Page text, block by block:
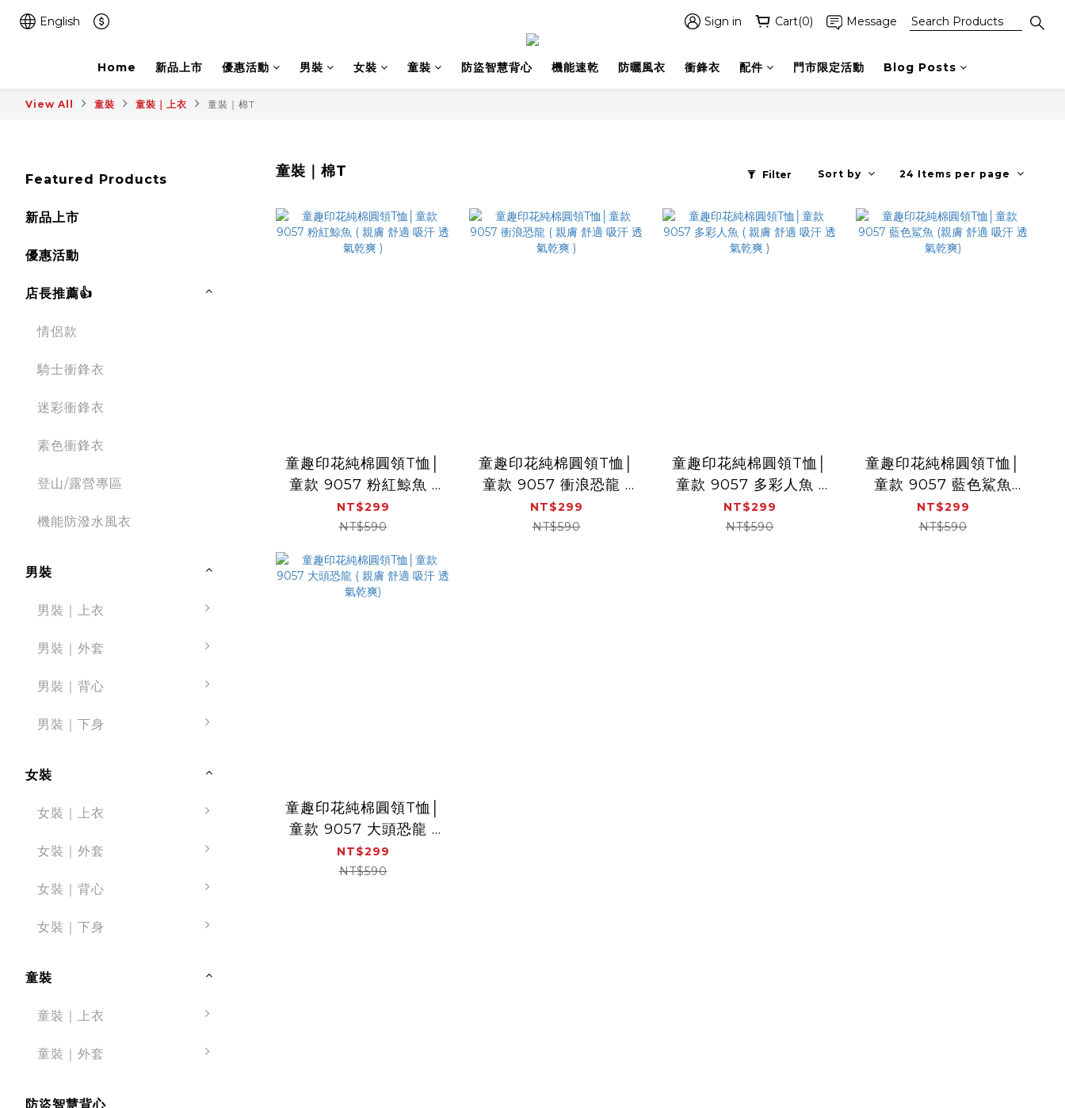
English Sign in Cart(0) Message
Home 新品上市 優惠活動 男裝 女裝 童裝 防盜智慧背心 機能速乾 防曬風衣 衝鋒衣 配件 門市限定活動 Blog Posts
View All 童裝 童裝｜上衣 童裝｜棉T
Featured Products
新品上市
優惠活動
店長推薦👍
情侶款
騎士衝鋒衣
迷彩衝鋒衣
素色衝鋒衣
登山/露營專區
機能防潑水風衣
男裝
男裝｜上衣
男裝｜外套
男裝｜背心
男裝｜下身
女裝
女裝｜上衣
女裝｜外套
女裝｜背心
女裝｜下身
童裝
童裝｜上衣
童裝｜外套
防盜智慧背心
童裝｜棉T Filter Sort by 24 Items per page
童趣印花純棉圓領T恤│
童款 9057 粉紅鯨魚 (
親膚 舒適 吸汗 透氣乾
爽 )
NT$299
NT$590
童趣印花純棉圓領T恤│
童款 9057 衝浪恐龍 (
親膚 舒適 吸汗 透氣乾
爽 )
NT$299
NT$590
童趣印花純棉圓領T恤│
童款 9057 多彩人魚 (
親膚 舒適 吸汗 透氣乾
爽 )
NT$299
NT$590
童趣印花純棉圓領T恤│
童款 9057 藍色鯊魚
(親膚 舒適 吸汗 透氣乾
爽)
NT$299
NT$590
童趣印花純棉圓領T恤│
童款 9057 大頭恐龍 (
親膚 舒適 吸汗 透氣乾
爽)
NT$299
NT$590